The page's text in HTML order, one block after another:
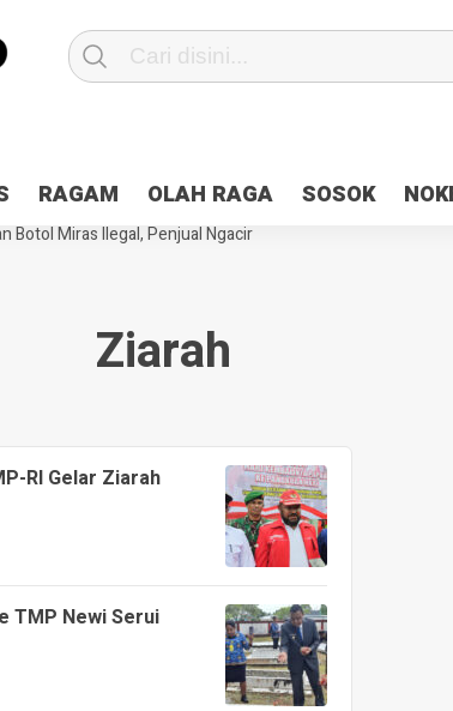
RAGAM OLAH RAGA SOSOK
Kota Jayapura
Pesan Sejuk Polri di Deklarasi Pemilu
Hibah Pilkada Jayapura Cair 10 Persen, Deposit Kas
Botol Miras Ilegal, Penjual Ngacir
Ziarah
RI Gelar Ziarah
TMP Newi Serui